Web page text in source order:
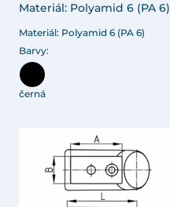
Materiál: Polyamid 6 (PA 6)
Materiál: Polyamid 6 (PA 6)
Barvy:
černá